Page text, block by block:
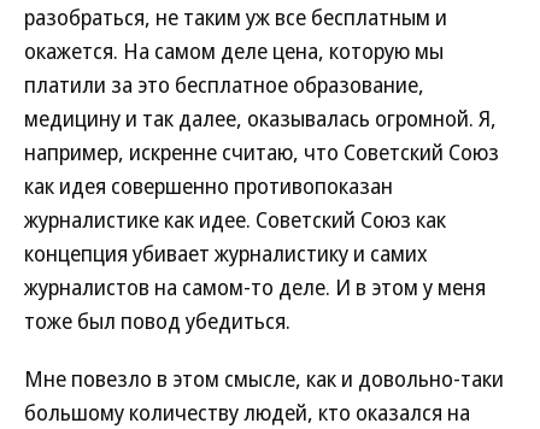
разобраться, не таким уж все бесплатным и
окажется. На самом деле цена, которую мы
платили за это бесплатное образование,
медицину и так далее, оказывалась огромной. Я,
например, искренне считаю, что Советский Союз
как идея совершенно противопоказан
журналистике как идее. Советский Союз как
концепция убивает журналистику и самих
журналистов на самом-то деле. И в этом у меня
тоже был повод убедиться.
Мне повезло в этом смысле, как и довольно-таки
большому количеству людей, кто оказался на